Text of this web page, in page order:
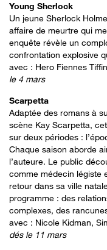
Young Sherlock
Un jeune Sherlock
affaire de meurtre qui
enquête révèle un
confrontation explosive
avec : Hero Fiennes
le 4 mars
Scarpetta
Adaptée des romans à
scène Kay Scarpetta,
sur deux périodes :
Chaque saison aborde
l’auteure. Le public
comme médecin légiste
retour dans sa ville
programme : des
complexes, des
avec : Nicole Kidman,
dés le 11 mars